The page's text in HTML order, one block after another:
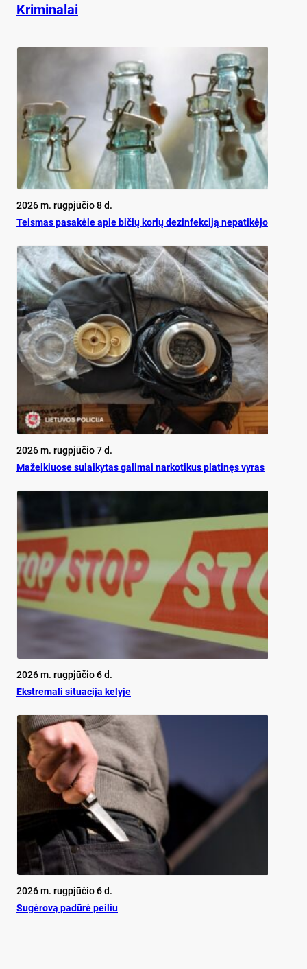
Kriminalai
2026 m. rugpjūčio 8 d.
Teis­mas pa­sa­kė­le apie bi­čių ko­rių de­zin­fek­ci­ją ne­pa­ti­kė­jo
2026 m. rugpjūčio 7 d.
Mažeikiuose sulaikytas galimai narkotikus platinęs vyras
2026 m. rugpjūčio 6 d.
Ekst­re­ma­li si­tua­ci­ja ke­ly­je
2026 m. rugpjūčio 6 d.
Su­gė­ro­vą pa­dū­rė pei­liu